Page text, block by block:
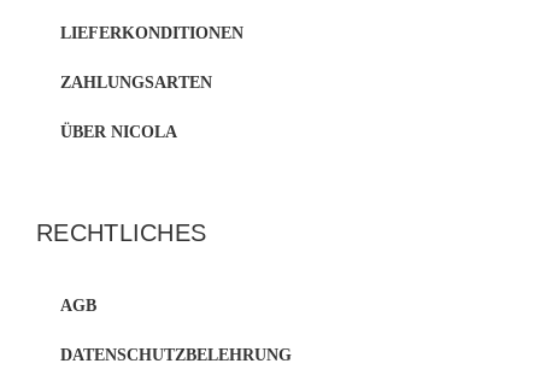
LIEFERKONDITIONEN
ZAHLUNGSARTEN
ÜBER NICOLA
RECHTLICHES
AGB
DATENSCHUTZBELEHRUNG